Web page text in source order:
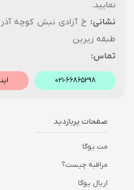
نمایید.
نشانی:
طبقه زیرین
تماس:
۰۲۱-۶۶۸۶۵۲۹۸
صفحات پربازدید
مت یوگا
مراقبه چیست؟
اریال یوگا